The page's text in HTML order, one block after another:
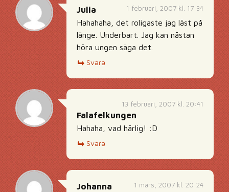
1 februari, 2007 kl. 17:34
Julia
Hahahaha, det roligaste jag läst på
länge. Underbart. Jag kan nästan
höra ungen säga det.
Svara
13 februari, 2007 kl. 20:41
Falafelkungen
Hahaha, vad härlig! :D
Svara
1 mars, 2007 kl. 20:24
Johanna